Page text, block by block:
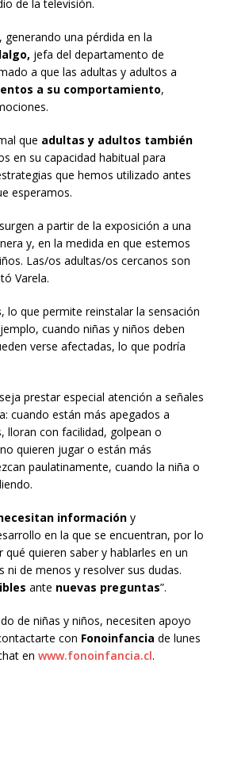
de la televisión.
, generando una pérdida en la
jefa del departamento de
a que las adultas y adultos a
a su comportamiento,
que adultas y adultos también
en su capacidad habitual para
que hemos utilizado antes
esperamos.
a partir de la exposición a una
y, en la medida en que estemos
Las/os adultas/os cercanos son
Varela.
, lo que permite reinstalar la sensación
cuando niñas y niños deben
verse afectadas, lo que podría
prestar especial atención a señales
cuando están más apegados a
lloran con facilidad, golpean o
quieren jugar o están más
paulatinamente, cuando la niña o
información y
en la que se encuentran, por lo
qué quieren saber y hablarles en un
de menos y resolver sus dudas.
ante nuevas preguntas”.
de niñas y niños, necesiten apoyo
con Fonoinfancia de lunes
en www.fonoinfancia.cl.